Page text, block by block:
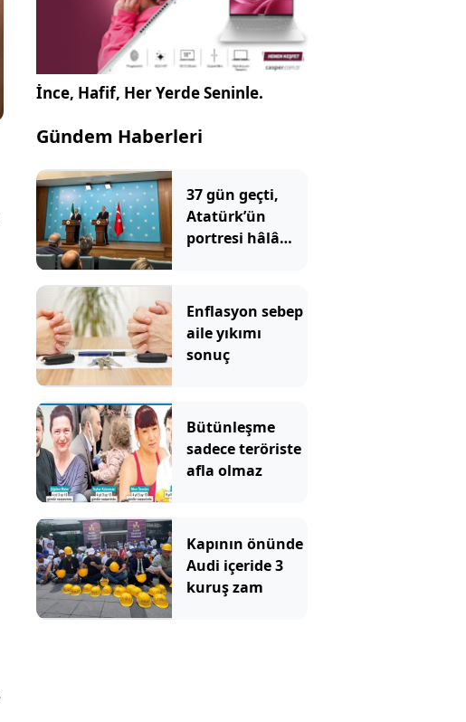
İnce, Hafif, Her Yerde Seninle.
Gündem Haberleri
37 gün geçti,
Atatürk’ün
portresi hâlâ
Enflasyon sebep
aile yıkımı
sonuç
Bütünleşme
sadece teröriste
afla olmaz
Kapının önünde
Audi içeride 3
kuruş zam